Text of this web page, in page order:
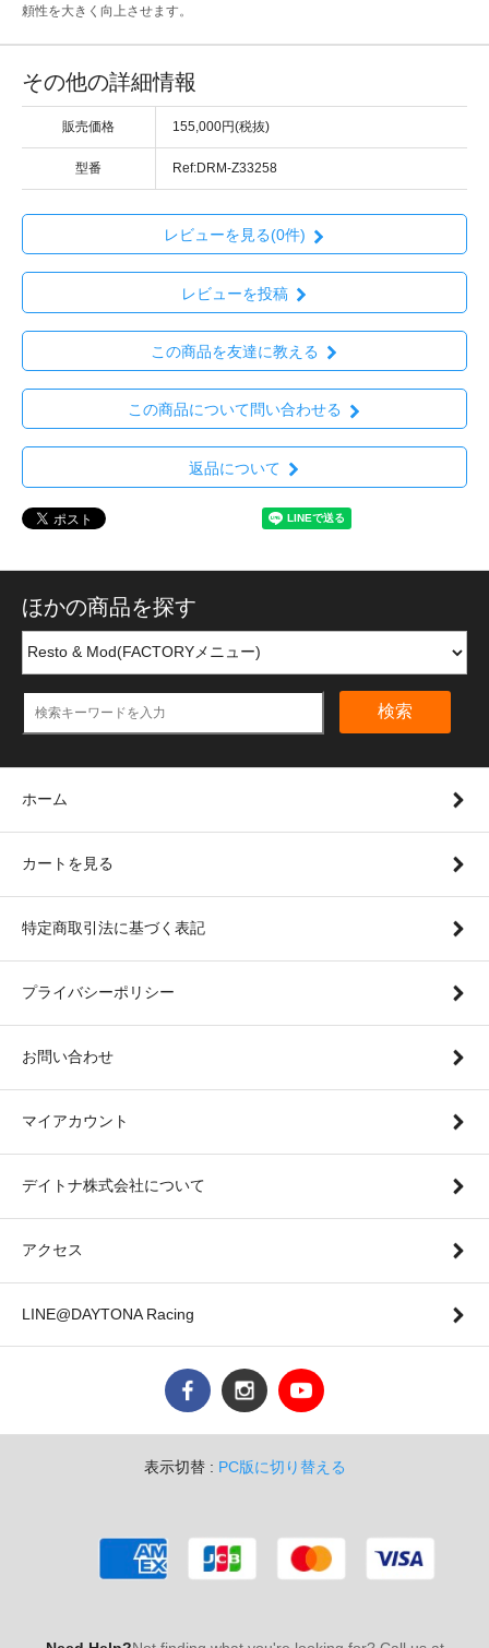
頼性を大きく向上させます。
その他の詳細情報
販売価格 155,000円(税抜)
型番 Ref:DRM-Z33258
レビューを見る(0件)
レビューを投稿
この商品を友達に教える
この商品について問い合わせる
返品について
ほかの商品を探す
検索
ホーム
カートを見る
特定商取引法に基づく表記
プライバシーポリシー
お問い合わせ
マイアカウント
デイトナ株式会社について
アクセス
LINE@DAYTONA Racing
表示切替 : PC版に切り替える